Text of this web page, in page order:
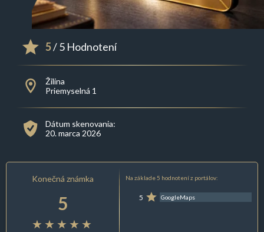
5/ 5 Hodnotení
Žilina
Priemyselná 1
Dátum skenovania:
20. marca 2026
Konečná známka
5
Na základe 5 hodnotení z portálov:
5 GoogleMaps